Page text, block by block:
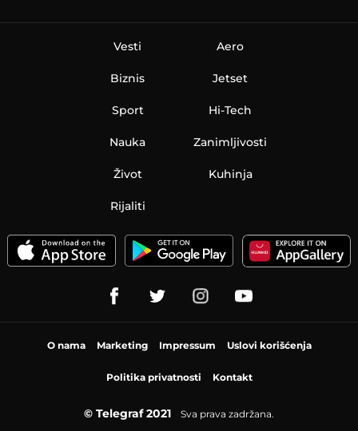
Vesti
Biznis
Sport
Nauka
Aero
Jetset
Hi-Tech
Zanimljivosti
Život Kuhinja
Rijaliti
O nama Marketing Impressum Uslovi korišćenja
Politika privatnosti Kontakt
© Telegraf 2021 Sva prava zadržana.